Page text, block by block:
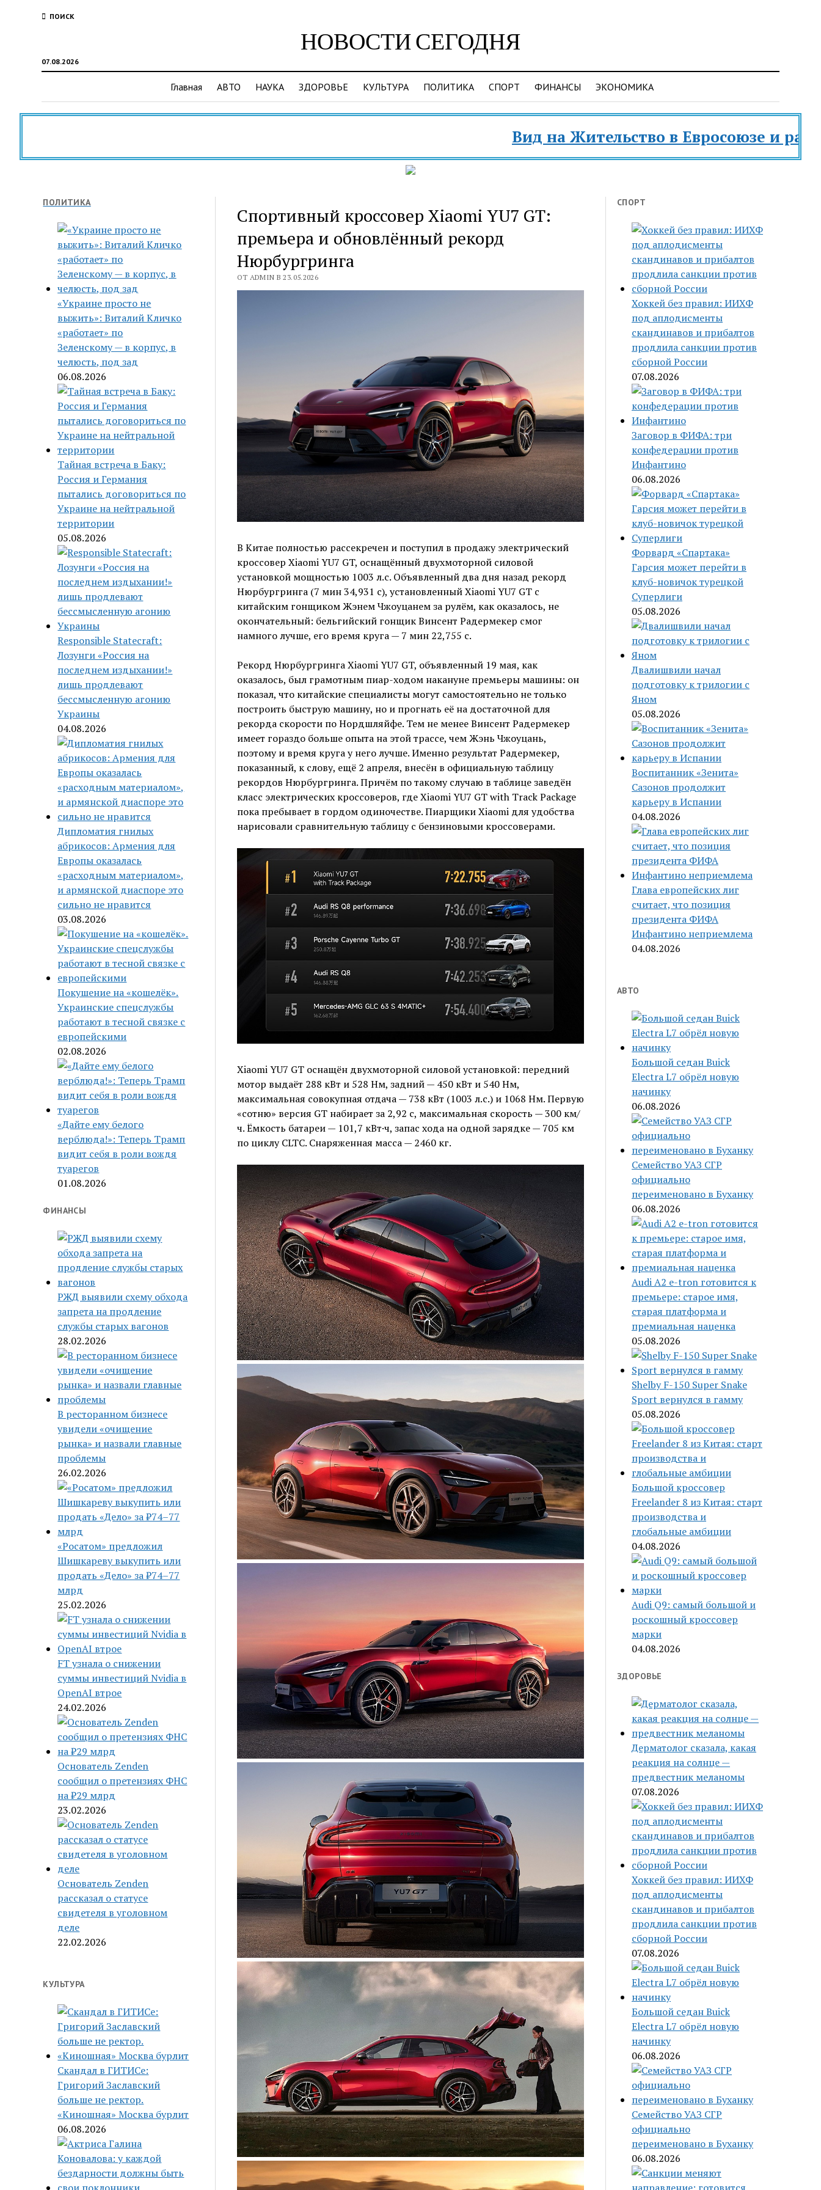
ПОИСК
НОВОСТИ СЕГОДНЯ
07.08.2026
Главная АВТО НАУКА ЗДОРОВЬЕ КУЛЬТУРА ПОЛИТИКА СПОРТ ФИНАНСЫ ЭКОНОМИКА
Вид на Жительство в Евросоюзе и разных
ПОЛИТИКА
«Украине просто не
выжить»: Виталий Кличко
«работает» по
Зеленскому — в корпус, в
челюсть, под зад
06.08.2026
Тайная встреча в Баку:
Россия и Германия
пытались договориться по
Украине на нейтральной
территории
05.08.2026
Responsible Statecraft:
Лозунги «Россия на
последнем издыхании!»
лишь продлевают
бессмысленную агонию
Украины
04.08.2026
Дипломатия гнилых
абрикосов: Армения для
Европы оказалась
«расходным материалом»,
и армянской диаспоре это
сильно не нравится
03.08.2026
Покушение на «кошелёк».
Украинские спецслужбы
работают в тесной связке с
европейскими
02.08.2026
«Дайте ему белого
верблюда!»: Теперь Трамп
видит себя в роли вождя
туарегов
01.08.2026
ФИНАНСЫ
РЖД выявили схему обхода
запрета на продление
службы старых вагонов
28.02.2026
В ресторанном бизнесе
увидели «очищение
рынка» и назвали главные
проблемы
26.02.2026
«Росатом» предложил
Шишкареву выкупить или
продать «Дело» за ₽74–77
млрд
25.02.2026
FT узнала о снижении
суммы инвестиций Nvidia в
OpenAI втрое
24.02.2026
Основатель Zenden
сообщил о претензиях ФНС
на ₽29 млрд
23.02.2026
Основатель Zenden
рассказал о статусе
свидетеля в уголовном
деле
22.02.2026
КУЛЬТУРА
Скандал в ГИТИСе:
Григорий Заславский
больше не ректор.
«Киношная» Москва бурлит
06.08.2026
Спортивный кроссовер Xiaomi YU7 GT:
премьера и обновлённый рекорд
Нюрбургринга
ОТ ADMIN В 23.05.2026
В Китае полностью рассекречен и поступил в продажу электрический
кроссовер Xiaomi YU7 GT, оснащённый двухмоторной силовой
установкой мощностью 1003 л.с. Объявленный два дня назад рекорд
Нюрбургринга (7 мин 34,931 с), установленный Xiaomi YU7 GT с
китайским гонщиком Жэнем Чжоуцанем за рулём, как оказалось, не
окончательный: бельгийский гонщик Винсент Радермекер смог
намного лучше, его время круга — 7 мин 22,755 с.
Рекорд Нюрбургринга Xiaomi YU7 GT, объявленный 19 мая, как
оказалось, был грамотным пиар-ходом накануне премьеры машины: он
показал, что китайские специалисты могут самостоятельно не только
построить быструю машину, но и прогнать её на достаточной для
рекорда скорости по Нордшляйфе. Тем не менее Винсент Радермекер
имеет гораздо больше опыта на этой трассе, чем Жэнь Чжоуцань,
поэтому и время круга у него лучше. Именно результат Радермекер,
показанный, к слову, ещё 2 апреля, внесён в официальную таблицу
рекордов Нюрбургринга. Причём по такому случаю в таблице заведён
класс электрических кроссоверов, где Xiaomi YU7 GT with Track Package
пока пребывает в гордом одиночестве. Пиарщики Xiaomi для удобства
нарисовали сравнительную таблицу с бензиновыми кроссоверами.
Xiaomi YU7 GT оснащён двухмоторной силовой установкой: передний
мотор выдаёт 288 кВт и 528 Нм, задний — 450 кВт и 540 Нм,
максимальная совокупная отдача — 738 кВт (1003 л.с.) и 1068 Нм. Первую
«сотню» версия GT набирает за 2,92 с, максимальная скорость — 300 км/
ч. Ёмкость батареи — 101,7 кВт·ч, запас хода на одной зарядке — 705 км
по циклу CLTC. Снаряженная масса — 2460 кг.
СПОРТ
Хоккей без правил: ИИХФ
под аплодисменты
скандинавов и прибалтов
продлила санкции против
сборной России
07.08.2026
Заговор в ФИФА: три
конфедерации против
Инфантино
06.08.2026
Форвард «Спартака»
Гарсия может перейти в
клуб-новичок турецкой
Суперлиги
05.08.2026
Двалишвили начал
подготовку к трилогии с
Яном
05.08.2026
Воспитанник «Зенита»
Сазонов продолжит
карьеру в Испании
04.08.2026
Глава европейских лиг
считает, что позиция
президента ФИФА
Инфантино неприемлема
04.08.2026
АВТО
Большой седан Buick
Electra L7 обрёл новую
начинку
06.08.2026
Семейство УАЗ СГР
официально
переименовано в Буханку
06.08.2026
Audi A2 e-tron готовится к
премьере: старое имя,
старая платформа и
премиальная наценка
05.08.2026
Shelby F-150 Super Snake
Sport вернулся в гамму
05.08.2026
Большой кроссовер
Freelander 8 из Китая: старт
производства и
глобальные амбиции
04.08.2026
Audi Q9: самый большой и
роскошный кроссовер
марки
04.08.2026
ЗДОРОВЬЕ
Дерматолог сказала, какая
реакция на солнце —
предвестник меланомы
07.08.2026
Хоккей без правил: ИИХФ
под аплодисменты
скандинавов и прибалтов
продлила санкции против
сборной России
07.08.2026
Большой седан Buick
Electra L7 обрёл новую
начинку
06.08.2026
Семейство УАЗ СГР
официально
переименовано в Буханку
06.08.2026